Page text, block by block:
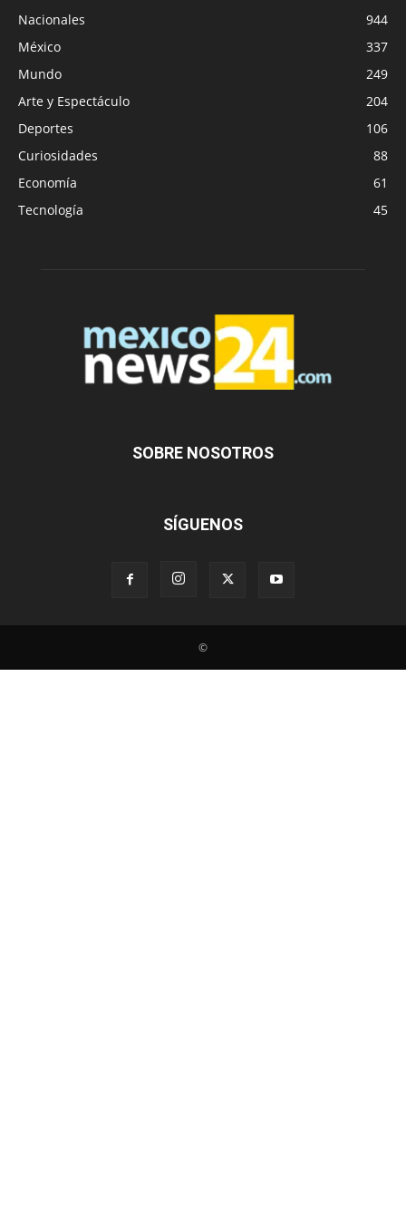
Nacionales
944
México
337
Mundo
249
Arte y Espectáculo
204
Deportes
106
Curiosidades
88
Economía
61
Tecnología
45
SOBRE NOSOTROS
SÍGUENOS
©